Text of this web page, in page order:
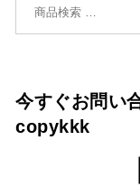
今すぐお問い
copykkk